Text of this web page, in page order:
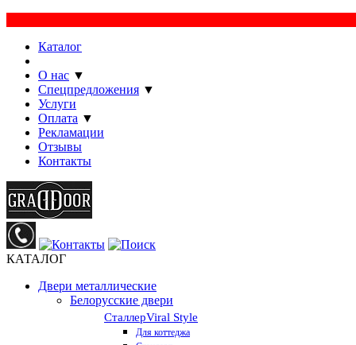
Каталог
О нас ▼
Спецпредложения ▼
Услуги
Оплата ▼
Рекламации
Отзывы
Контакты
КАТАЛОГ
Двери металлические
Белорусские двери
СталлерViral Style
Для коттеджа